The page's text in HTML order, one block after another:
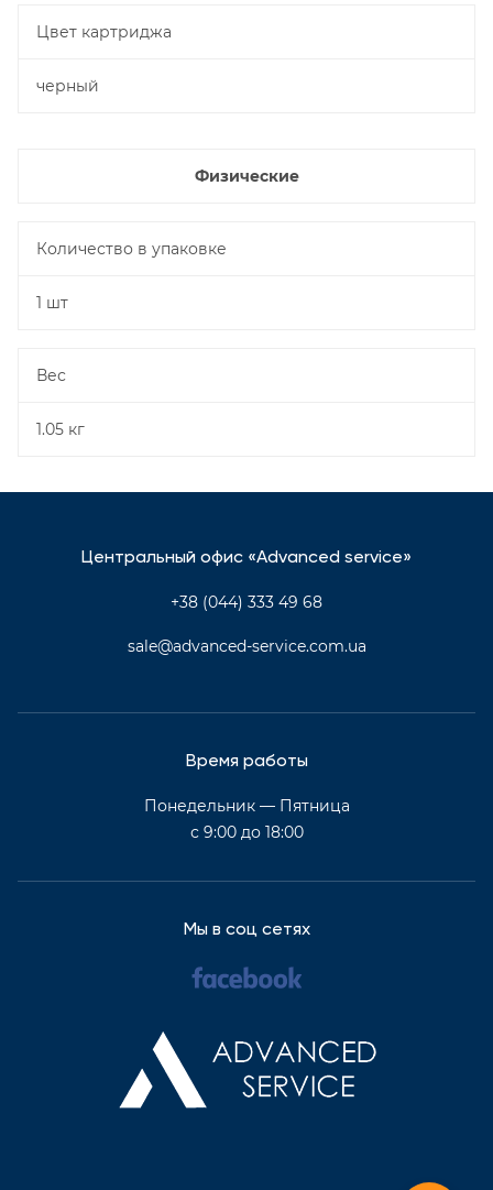
Цвет картриджа
черный
Физические
Количество в упаковке
1 шт
Вес
1.05 кг
Центральный офис «Advanced service»
+38 (044) 333 49 68
sale@advanced-service.com.ua
Время работы
Понедельник — Пятница
с 9:00 до 18:00
Мы в соц сетях